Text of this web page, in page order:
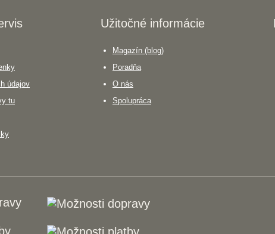
údajov
tu
Užitočné informácie
Magazín (blog)
Poradňa
O nás
Spolupráca